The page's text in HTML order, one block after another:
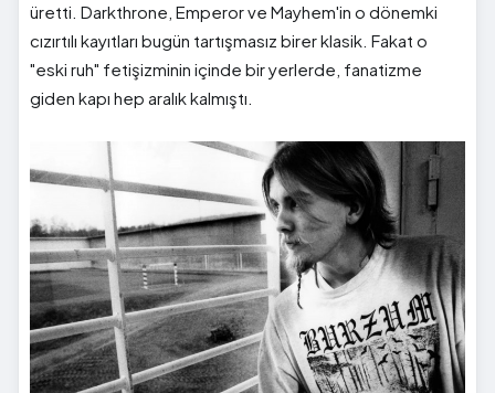
üretti. Darkthrone, Emperor ve Mayhem'in o dönemki
cızırtılı kayıtları bugün tartışmasız birer klasik. Fakat o
"eski ruh" fetişizminin içinde bir yerlerde, fanatizme
giden kapı hep aralık kalmıştı.